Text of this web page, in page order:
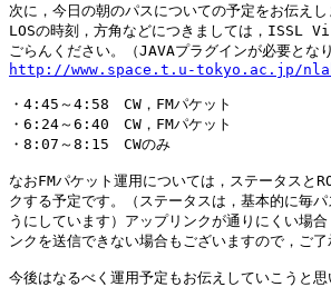
次に，今日の朝のパスについての予定をお伝えし
LOSの時刻，方角などにつきましては，
http://www.space.t.u-tokyo.ac.jp/
・4:45～4:58　CW，FMパケット
・6:24～6:40　CW，FMパケット
・8:07～8:15　CWのみ
なおFMパケット運用については，ステータスと
クする予定です。（ステータスは，基本的に毎
うにしています）アップリンクが通りにくい場合
ンクを送信できない場合もございますので，ご了
今後はなるべく運用予定もお伝えしていこうと